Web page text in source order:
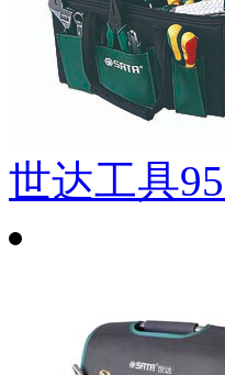
世达工具